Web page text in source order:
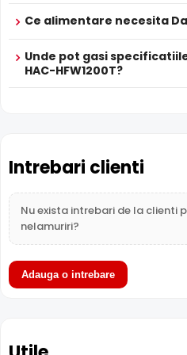
eliminand riscul de
Ce alimentare necesita
Unde pot gasi
HAC-HFW1200T?
Intrebari clienti
Nu exista intrebari de la clienti
nelamuriri?
Adauga o intrebare